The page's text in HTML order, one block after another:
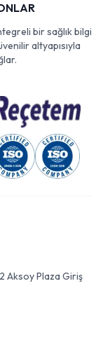
bir sağlık bilgi
altyapısıyla
Aksoy Plaza Giriş